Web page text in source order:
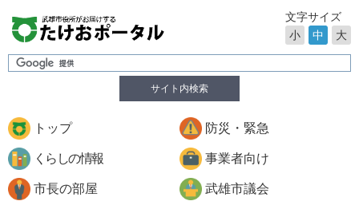
サイト内検索
文字サイズ
小
中 大
トップ 防災・緊急
くらしの情報 事業者向け
市長の部屋 武雄市議会